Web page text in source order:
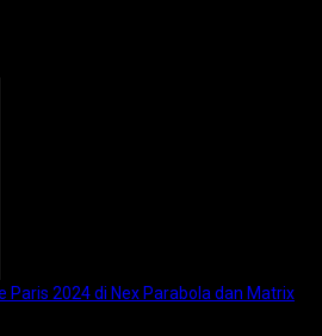
Paris 2024 di Nex Parabola dan Matrix